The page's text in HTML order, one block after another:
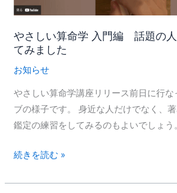
ブ
行
い
ま
し
た
やさしい算命学 入門編 話題の
てみました
お知らせ
やさしい算命学講座リリース前日に行な
ブの様子です。 身近な人だけでなく、
鑑定の練習をしてみるのもよいでしょう。
門
編
話
題
人
を
実
に
続きを読む »